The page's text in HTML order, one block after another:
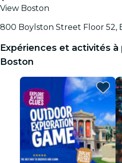
View Boston
800 Boylston Street Floor 52,
Expériences et activités
Boston